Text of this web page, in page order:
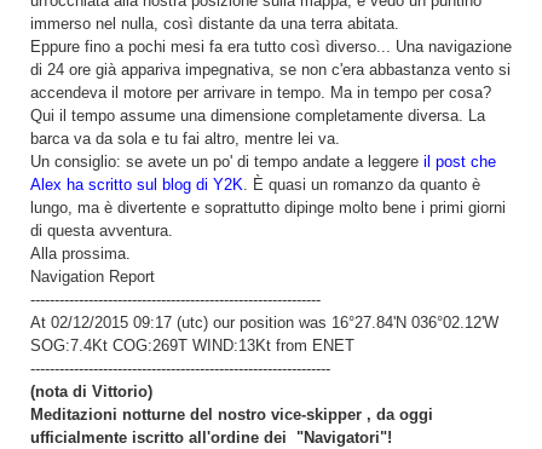
immerso nel nulla, così distante da una terra abitata.
Eppure fino a pochi mesi fa era tutto così diverso... Una navigazione
di 24 ore già appariva impegnativa, se non c'era abbastanza vento si
accendeva il motore per arrivare in tempo. Ma in tempo per cosa?
Qui il tempo assume una dimensione completamente diversa. La
barca va da sola e tu fai altro, mentre lei va.
Un consiglio: se avete un po' di tempo andate a leggere il post che
Alex ha scritto sul blog di Y2K. È quasi un romanzo da quanto è
lungo, ma è divertente e soprattutto dipinge molto bene i primi giorni
di questa avventura.
Alla prossima.
Navigation Report
------------------------------------------------------------
At 02/12/2015 09:17 (utc) our position was 16°27.84'N 036°02.12'W
SOG:7.4Kt COG:269T WIND:13Kt from ENET
--------------------------------------------------------------
(nota di Vittorio)
Meditazioni notturne del nostro vice-skipper , da oggi
ufficialmente iscritto all'ordine dei "Navigatori"!